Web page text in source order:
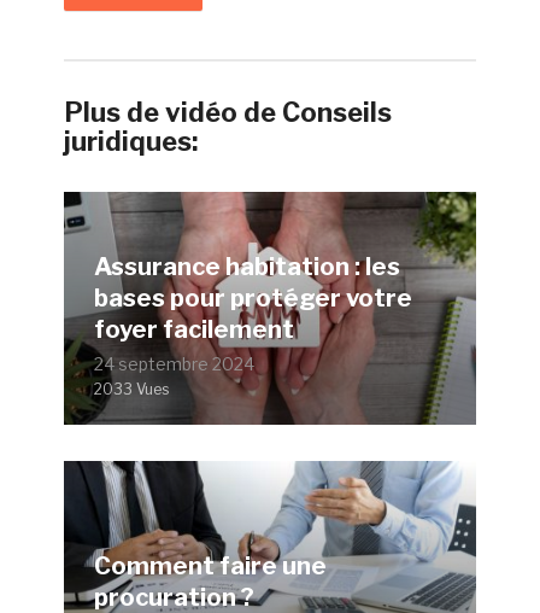
Plus de vidéo de Conseils
juridiques:
Assurance habitation : les
bases pour protéger votre
foyer facilement
24 septembre 2024
2033 Vues
Comment faire une
procuration ?